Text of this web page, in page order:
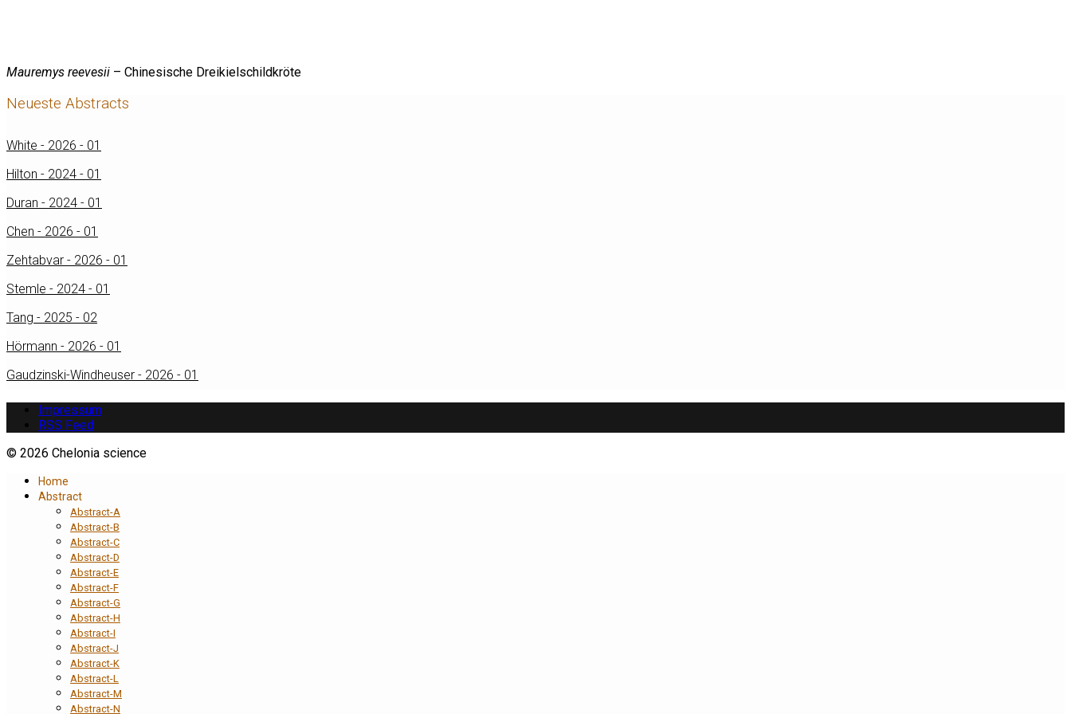
Mauremys reevesii – Chinesische Dreikielschildkröte
Neueste Abstracts
White - 2026 - 01
Hilton - 2024 - 01
Duran - 2024 - 01
Chen - 2026 - 01
Zehtabvar - 2026 - 01
Stemle - 2024 - 01
Tang - 2025 - 02
Hörmann - 2026 - 01
Gaudzinski-Windheuser - 2026 - 01
Impressum
RSS Feed
© 2026 Chelonia science
Home
Abstract
Abstract-A
Abstract-B
Abstract-C
Abstract-D
Abstract-E
Abstract-F
Abstract-G
Abstract-H
Abstract-I
Abstract-J
Abstract-K
Abstract-L
Abstract-M
Abstract-N